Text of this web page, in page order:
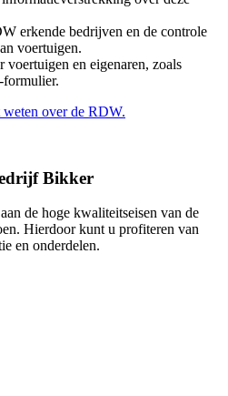
erkende bedrijven en de controle
voertuigen.
en eigenaren, zoals
over de RDW.
Bikker
de hoge kwaliteitseisen van de
Hierdoor kunt u profiteren van
en onderdelen.